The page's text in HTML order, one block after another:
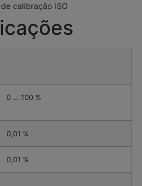
calibração ISO
0 … 100 %
0,01 %
0,01 %